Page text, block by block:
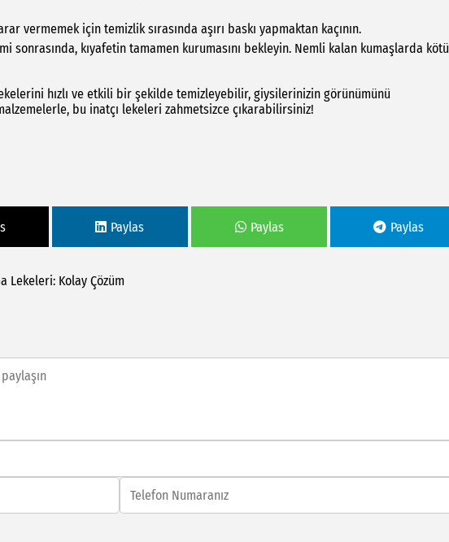
vermemek için temizlik sırasında aşırı baskı yapmaktan kaçının.
sonrasında, kıyafetin tamamen kurumasını bekleyin. Nemli kalan kumaşlarda kötü
hızlı ve etkili bir şekilde temizleyebilir, giysilerinizin görünümünü
bu inatçı lekeleri zahmetsizce çıkarabilirsiniz!
Paylas Paylas Paylas
Lekeleri: Kolay Çözüm